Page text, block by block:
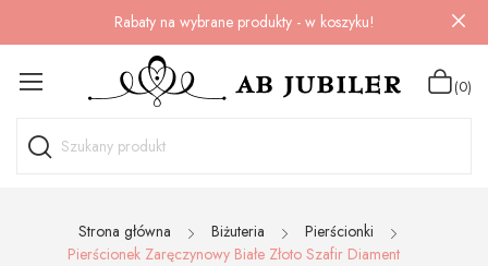
Rabaty na wybrane produkty - w koszyku!
(0)
Strona główna Biżuteria
Pierścionki
Pierścionek Zaręczynowy Białe Złoto Szafir Diament